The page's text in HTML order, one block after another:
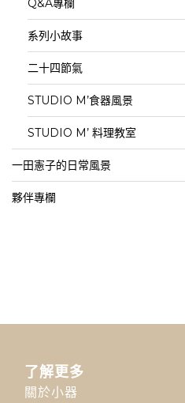
Q&A專欄
系列小故事
二十四節氣
STUDIO M’食器風景
STUDIO M’ 料理教室
一田憲子的日常風景
夥伴專欄
了解更多
關於小器